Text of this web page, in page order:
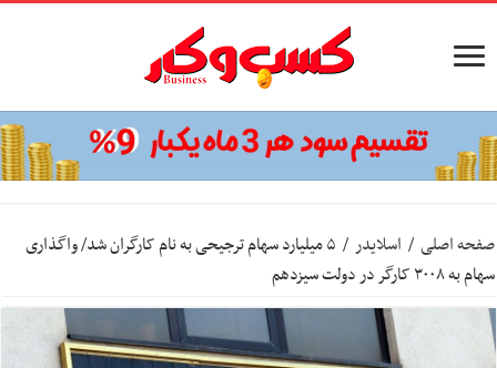
صفحه اصلی / اسلایدر /
۵ میلیارد سهام ترجیحی به نام کارگران شد/ واگذاری
سهام به ۳۰۰۸ کارگر در دولت سیزدهم